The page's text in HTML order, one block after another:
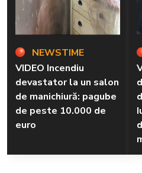
NEWSTIME
VIDEO Incendiu
devastator la un salon
de manichiură: pagube
de peste 10.000 de
euro